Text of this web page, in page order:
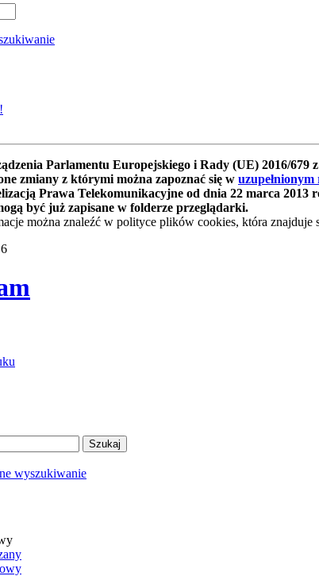
Parlamentu Europejskiego i Rady (UE) 2016/
zmiany z którymi można zapoznać się w
Prawa Telekomunikacyjne od dnia 22 marca
być już zapisane w folderze przeglądarki.
można znaleźć w polityce plików cookies, która znajduje
wyszukiwanie